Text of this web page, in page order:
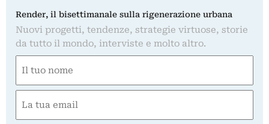
Render, il bisettimanale sulla rigenerazione urbana
Nuovi progetti, tendenze, strategie virtuose, storie
da tutto il mondo, interviste e molto altro.
(Required)
First
(Required)